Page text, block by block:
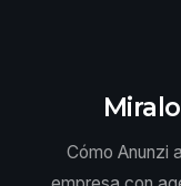
Cómo Anunzi